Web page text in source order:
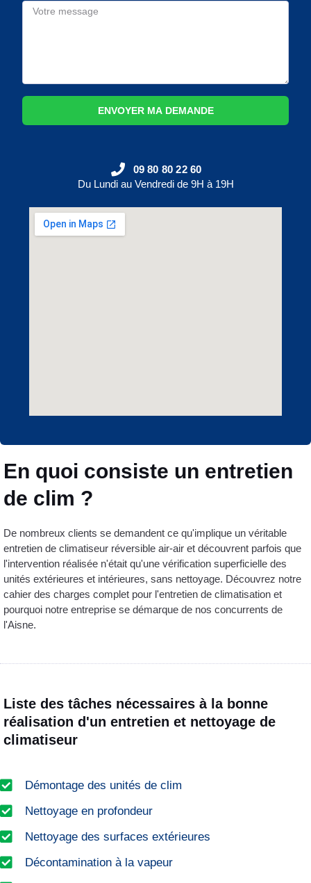
En quoi consiste un entretien
de clim ?
De nombreux clients se demandent ce qu'implique un véritable
entretien de climatiseur réversible air-air et découvrent parfois que
l'intervention réalisée n'était qu'une vérification superficielle des
unités extérieures et intérieures, sans nettoyage. Découvrez notre
cahier des charges complet pour l'entretien de climatisation et
pourquoi notre entreprise se démarque de nos concurrents de
l'Aisne.
Liste des tâches nécessaires à la bonne
réalisation d'un entretien et nettoyage de
climatiseur
Démontage des unités de clim
Nettoyage en profondeur
Nettoyage des surfaces extérieures
Décontamination à la vapeur
ENVOYER MA DEMANDE
09 80 80 22 60
Du Lundi au Vendredi de 9H à 19H